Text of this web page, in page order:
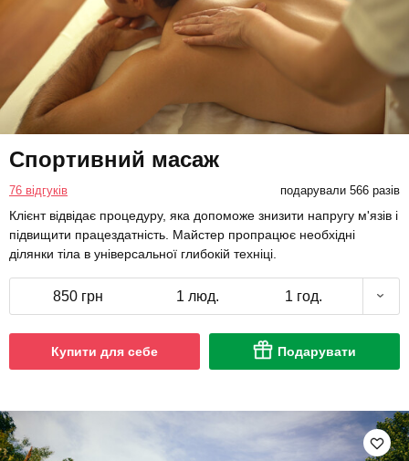
Спортивний масаж
76 відгуків подарували 566 разів
Клієнт відвідає процедуру, яка допоможе знизити напругу м'язів і
підвищити працездатність. Майстер пропрацює необхідні
ділянки тіла в універсальної глибокій техніці.
850 грн 1 люд. 1 год.
Купити для себе Подарувати